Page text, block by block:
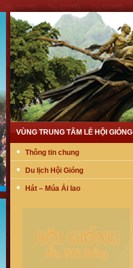
VÙNG TRUNG TÂM LỄ HỘI GIÓNG
Thông tin chung
Du lịch Hội Gióng
Hát – Múa Ải lao